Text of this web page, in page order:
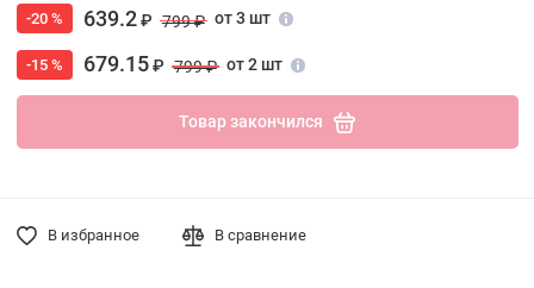
-20 % 639.2₽ 799 ₽ от 3 шт
-15 % 679.15₽ 799 ₽ от 2 шт
Товар закончился
В избранное В сравнение